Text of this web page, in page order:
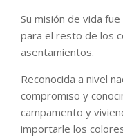
Su misión de vida
para el resto de los
asentamientos.
Reconocida a nivel
compromiso y
campamento y
importarle los